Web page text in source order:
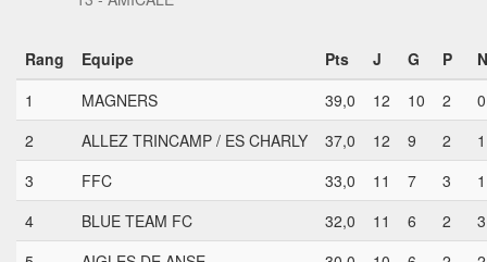
Rang Equipe Pts J G P
N
1
MAGNERS 39,0 12 10 2
0
2
ALLEZ TRINCAMP / ES CHARLY 37,0 12 9 2
1
3
FFC 33,0 11 7 3
1
4
BLUE TEAM FC 32,0 11 6 2
3